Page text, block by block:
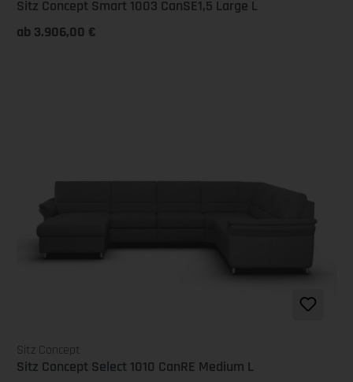
Sitz Concept Smart 1003 CanSE1,5 Large L
ab 3.906,00 €
Sitz Concept
Sitz Concept Select 1010 CanRE Medium L